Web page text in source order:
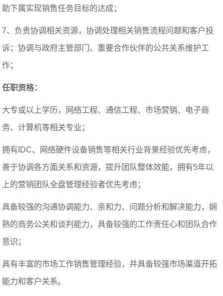
助下属实现销售任务目标的达成；
7、负责协调相关资源，协调处理相关销售流程问题和客户投
诉；协调与政府主管部门、重要合作伙伴的公共关系维护工
作；
任职资格：
大专或以上学历，网络工程、通信工程、市场营销、电子商
务、计算机等相关专业；
拥有IDC、网络硬件设备销售等相关行业背景经验优先考虑，
善于协调各方面关系和资源，提升团队整体效能，拥有5年以
上的营销团队全盘管理经验者优先考虑；
具备较强的沟通协调能力、亲和力、问题分析和解决能力，娴
熟的商务公关和谈判能力，具备较强的工作责任心和团队合作
意识；
具有丰富的市场工作销售管理经验，并具备较强市场渠道开拓
能力和客户关系。